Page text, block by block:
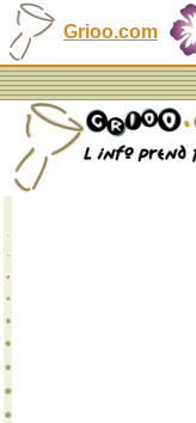
Grioo.com